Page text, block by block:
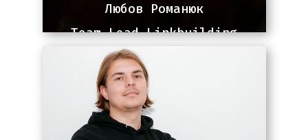
Любов Романюк
Team Lead Linkbuilding
4+ роки досвіду у сфері
лінкбілдингу. Працювала з
проєктами США, Канади, Європи та
України. Стратег у розвитку
лінкпрофілю, керівництві командою
та побудові ефективних процесів.